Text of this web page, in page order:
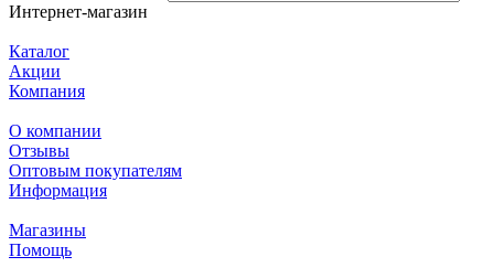
Интернет-магазин
Каталог
Акции
Компания
О компании
Отзывы
Оптовым покупателям
Информация
Магазины
Помощь